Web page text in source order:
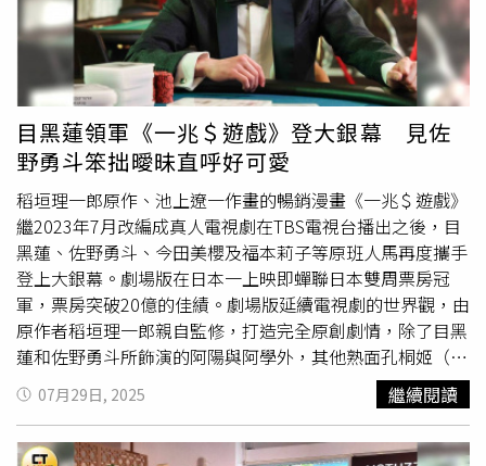
軍區洪家西瓜綿」及龍膽石斑入菜，充滿濃濃懷舊風情。現
場提供馬卡龍、生巧克力、慕斯蛋糕、聖多諾黑等精緻甜點
任君選擇。（圖／魏妤靜攝）亞洲五十大最佳酒吧的TCRC
主理人阿翔為島語設計高雄漢神店限定聯名調酒「閃耀芭
梨」。（圖／魏妤靜攝、漢來美食提供）大餐後更不能錯過
「繽」甜點冰品區，這裡呈上10多種精緻手工小甜點、現烤
舒芙蕾、熔岩巧克力蛋糕，還有現在韓國最流行、在島語台
北店也備受歡迎的「義式吉拉朵冰淇淋」，提供6種口味不
定期更換，此區甜點還可創意搭配以琴酒和冬瓜茶為基底的
「冬玉雞尾酒」。最後堪稱門面擔當的「沁」飲料區，可是
一穿進用餐區可見的調酒師舞台，半圓弧形區除了可品飲世
界冠軍咖啡師烘焙的咖啡豆系列飲品，還有海拔2,500公
尺、傳承五代的精品莊園華剛茶，及台灣知名精釀啤酒品牌
臺虎精釀的生啤。島語也持續聯手亞洲五十大最佳酒吧的
TCRC主理人阿翔，推出專屬高雄漢神店的聯名調酒「閃耀
芭梨」，將伏特加結合紅心芭樂、梨子，碰撞出酸甜果香滋
味。此區也引進台南義豐冬瓜茶、員林百年老店仙草，以及
古早味十足的金門復元堂酸梅湯，一站品嘗多款台灣在地百
位於高雄漢神百貨8樓，全廳656.8坪的寬敞空間可容納372
席，相較台北店的280席高出3成之多，此外，高雄店也另
增開「週五下午餐」時段。餐價則與台北無異，平日午餐
1,490元、晚餐1,790元，假日午餐1,790元、晚餐2,090元，
下午餐則為1,490元。陳耀訓·麵包埠往年會秒殺的中秋蛋
黃酥禮盒今年約15分鐘才售罄。（圖／擷取自陳耀訓·麵包
埠粉專）同樣號稱每次預訂都秒殺的陳耀訓蛋黃酥，亦為今
（29）日中午12：30開放預訂、8/8～10/6提貨，但不像往
年一開賣就發生當機買不到的情況，最終約上線15分鐘才預
購售罄，還有網友在「陳耀訓·麵包埠」粉專貼文留言表示
比往年好買。今年一樣在拓元售票系統販售，一盒8入900
元，等於單顆112.5元。陳耀訓曾表示，在設計紅土蛋黃酥
時，會考慮當消費者拿到蛋黃酥時，第一印象會感受到酥脆
的表皮伴隨著奶油香，再來是豆沙的甜與鹹蛋黃的平衡。為
了保持酥脆又得兼具化口性，因此紅土鹹蛋黃酥最佳賞味期
為常溫5天、冷藏10天。※飲酒過量，有害健康，未滿18歲
請勿飲酒
目黑蓮領軍《一兆＄遊戲》登大銀幕 見佐
野勇斗笨拙曖昧直呼好可愛
稻垣理一郎原作、池上遼一作畫的暢銷漫畫《一兆＄遊戲》
繼2023年7月改編成真人電視劇在TBS電視台播出之後，目
黑蓮、佐野勇斗、今田美櫻及福本莉子等原班人馬再度攜手
登上大銀幕。劇場版在日本一上映即蟬聯日本雙周票房冠
軍，票房突破20億的佳績。劇場版延續電視劇的世界觀，由
原作者稻垣理一郎親自監修，打造完全原創劇情，除了目黑
蓮和佐野勇斗所飾演的阿陽與阿學外，其他熟面孔桐姬（今
田美櫻飾）、凜凜（福本莉子飾）、祁答院（吉川晃司飾）
等人氣角色也將再度亮相，一同在敵友難辨的商戰中亮麗出
擊。觀眾們最期待的感情線部分，也在劇場版中有了更多發
展，不論是阿陽與桐姬之間亦敵亦友，有時對立、有時緊密
07月29日, 2025 繼續閱讀